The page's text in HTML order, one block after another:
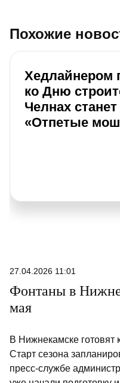
Похожие
Хедлайнером
ко Дню
Челнах станет
«Отпетые
27.04.2026 11:01
Фонтаны в
мая
В Нижнекамске готовят
Старт сезона
пресс-службе